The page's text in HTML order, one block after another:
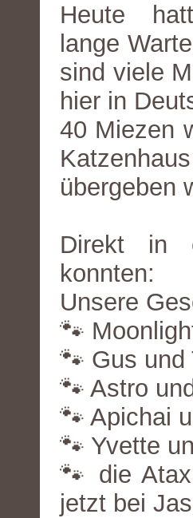
Heute
lange
sind viele
hier in
40 Miezen
übergeben
Direkt in
konnten:
Unsere
🐾
🐾 Gus und
🐾 Astro
🐾 Apichai
🐾 Yvette
🐾 die
jetzt bei